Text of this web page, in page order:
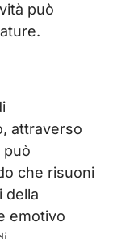
può
attraverso
può
che risuoni
della
emotivo